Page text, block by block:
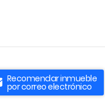
Recomendar inmueble
por correo electrónico